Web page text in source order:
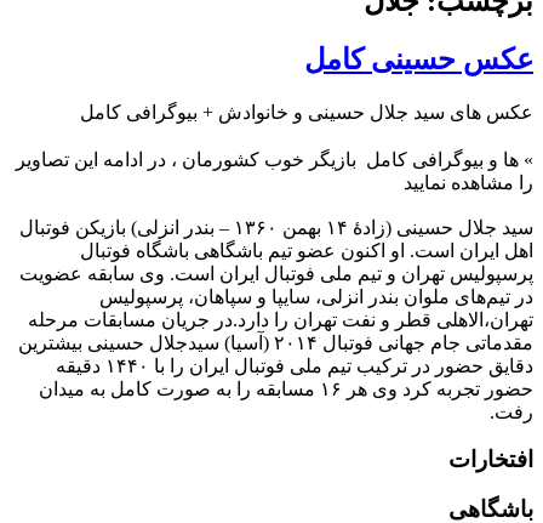
عکس حسینی کامل
عکس های سید جلال حسینی و خانوادش + بیوگرافی کامل
» ها و بیوگرافی کامل بازیگر خوب کشورمان ، در ادامه این تصاویر
را مشاهده نمایید
سید جلال حسینی (زادهٔ ۱۴ بهمن ۱۳۶۰ – بندر انزلی) بازیکن فوتبال
اهل ایران است. او اکنون عضو تیم باشگاهی باشگاه فوتبال
پرسپولیس تهران و تیم ملی فوتبال ایران است. وی سابقه عضویت
در تیم‌های ملوان بندر انزلی، سایپا و سپاهان، پرسپولیس
تهران،الاهلی قطر و نفت تهران را دارد.در جریان مسابقات مرحله
مقدماتی جام جهانی فوتبال ۲۰۱۴ (آسیا) سیدجلال حسینی بیشترین
دقایق حضور در ترکیب تیم ملی فوتبال ایران را با ۱۴۴۰ دقیقه
حضور تجربه کرد وی هر ۱۶ مسابقه را به صورت کامل به میدان
رفت.
افتخارات
باشگاهی